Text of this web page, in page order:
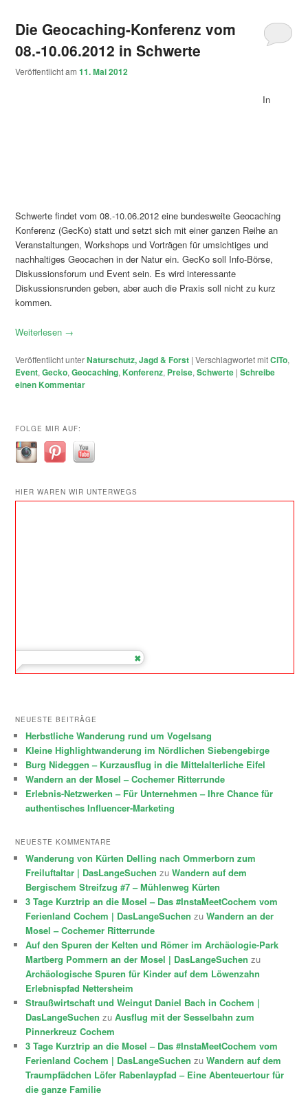
Die Geocaching-Konferenz vom
08.-10.06.2012 in Schwerte
Veröffentlicht am11. Mai 2012
In
Schwerte findet vom 08.-10.06.2012 eine bundesweite Geocaching
Konferenz (GecKo) statt und setzt sich mit einer ganzen Reihe an
Veranstaltungen, Workshops und Vorträgen für umsichtiges und
nachhaltiges Geocachen in der Natur ein. GecKo soll Info-Börse,
Diskussionsforum und Event sein. Es wird interessante
Diskussionsrunden geben, aber auch die Praxis soll nicht zu kurz
kommen.
Weiterlesen →
Veröffentlicht unterNaturschutz, Jagd & Forst |Verschlagwortet mitCiTo,
Event,Gecko,Geocaching,Konferenz, Preise,Schwerte |Schreibe
einen Kommentar
FOLGE MIR AUF:
HIER WAREN WIR UNTERWEGS
NEUESTE BEITRÄGE
Herbstliche Wanderung rund um Vogelsang
Kleine Highlightwanderung im Nördlichen Siebengebirge
Burg Nideggen – Kurzausflug in die Mittelalterliche Eifel
Wandern an der Mosel – Cochemer Ritterrunde
Erlebnis-Netzwerken – Für Unternehmen – Ihre Chance für
authentisches Influencer-Marketing
NEUESTE KOMMENTARE
Wanderung von Kürten Delling nach Ommerborn zum
Freiluftaltar | DasLangeSuchen zuWandern auf dem
Bergischem Streifzug #7 – Mühlenweg Kürten
3 Tage Kurztrip an die Mosel – Das #InstaMeetCochem vom
Ferienland Cochem | DasLangeSuchen zuWandern an der
Mosel – Cochemer Ritterrunde
Auf den Spuren der Kelten und Römer im Archäologie-Park
Martberg Pommern an der Mosel | DasLangeSuchen zu
Archäologische Spuren für Kinder auf dem Löwenzahn
Erlebnispfad Nettersheim
Straußwirtschaft und Weingut Daniel Bach in Cochem |
DasLangeSuchen zuAusflug mit der Sesselbahn zum
Pinnerkreuz Cochem
3 Tage Kurztrip an die Mosel – Das #InstaMeetCochem vom
Ferienland Cochem | DasLangeSuchen zuWandern auf dem
Traumpfädchen Löfer Rabenlaypfad – Eine Abenteuertour für
die ganze Familie